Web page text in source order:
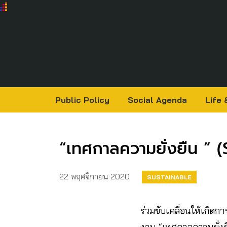
Public Policy Social Agenda Life
“เทศกาลความยั่งยืน ”
22 พฤศจิกายน 2020 SUSTAINABLE
ร่วมขับเคลื่อนให้เกิด